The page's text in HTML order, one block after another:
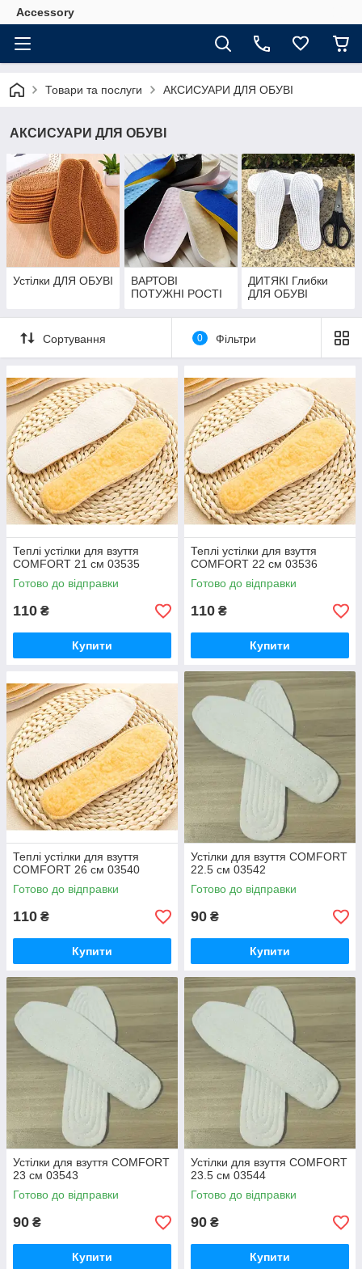
Accessory
Товари та послуги АКСИСУАРИ ДЛЯ ОБУВІ
АКСИСУАРИ ДЛЯ ОБУВІ
Устілки ДЛЯ ОБУВІ
ВАРТОВІ
ПОТУЖНІ РОСТІ
ДИТЯКІ Глибки
ДЛЯ ОБУВІ
Сортування 0 Фільтри
Теплі устілки для взуття
COMFORT 21 см 03535
Готово до відправки
110 ₴
Купити
Теплі устілки для взуття
COMFORT 22 см 03536
Готово до відправки
110 ₴
Купити
Теплі устілки для взуття
COMFORT 26 см 03540
Готово до відправки
110 ₴
Купити
Устілки для взуття COMFORT
22.5 см 03542
Готово до відправки
90 ₴
Купити
Устілки для взуття COMFORT
23 см 03543
Готово до відправки
90 ₴
Купити
Устілки для взуття COMFORT
23.5 см 03544
Готово до відправки
90 ₴
Купити